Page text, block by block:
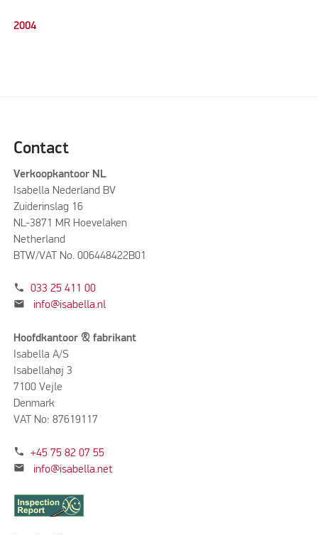
2004
Contact
Verkoopkantoor NL
Isabella Nederland BV
Zuiderinslag 16
NL-3871 MR Hoevelaken
Netherland
BTW/VAT No. 006448422B01
phone 033 25 411 00
mail info@isabella.nl
Hoofdkantoor & fabrikant
Isabella A/S
Isabellahøj 3
7100 Vejle
Denmark
VAT No: 87619117
phone +45 75 82 07 55
mail info@isabella.net